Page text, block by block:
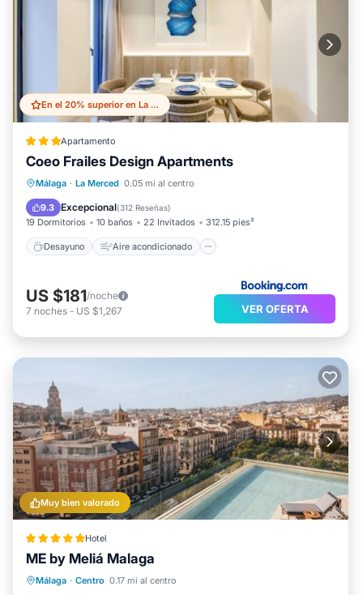
En el 20% superior en La Merced
Apartamento
Coeo Frailes Design Apartments
Málaga · La Merced 0.05 mi al centro
9.3 Excepcional(312 Reseñas)
19 Dormitorios 10 baños 22 Invitados 312.15 pies²
Desayuno Aire acondicionado
Desayuno
Aire acondicionado
Internet
Apto para niños
US $181/noche
7 noches - US $1,267 VER OFERTA
Muy bien valorado
Hotel
ME by Meliá Malaga
Málaga · Centro 0.17 mi al centro
Frente al mar Aparcamiento